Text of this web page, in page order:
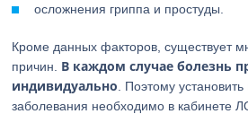
осложнения гриппа и простуды.
Кроме данных факторов, существует
причин. В каждом случае болезнь
индивидуально . Поэтому
заболевания необходимо в кабинете